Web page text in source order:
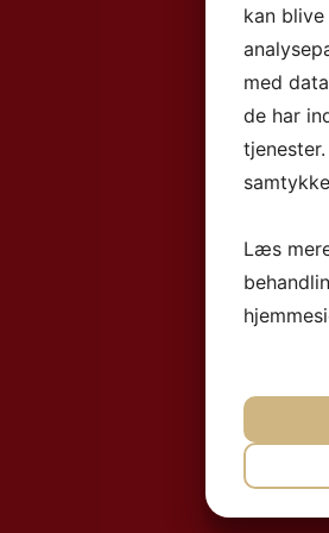
kan
med
de har
Læs